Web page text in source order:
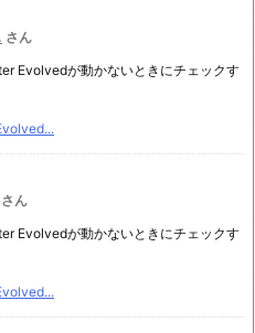
さん
Evolvedが動かないときにチェックす
さん
Evolvedが動かないときにチェックす